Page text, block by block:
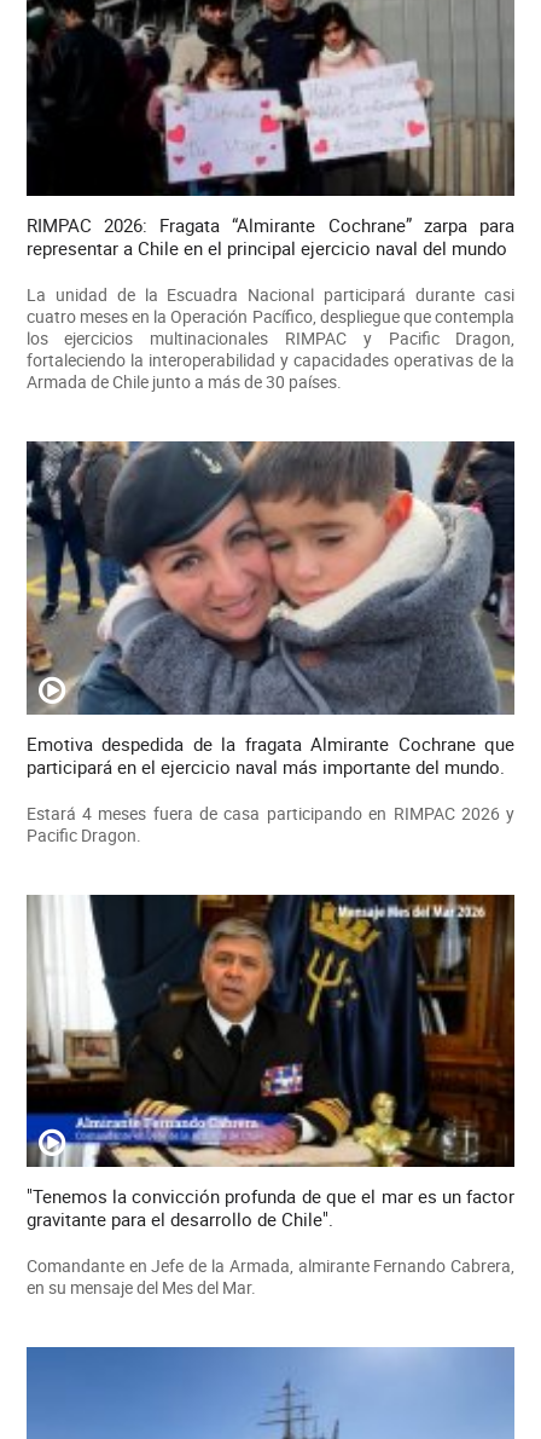
RIMPAC 2026: Fragata “Almirante Cochrane” zarpa para
representar a Chile en el principal ejercicio naval del mundo
La unidad de la Escuadra Nacional participará durante casi
cuatro meses en la Operación Pacífico, despliegue que contempla
los ejercicios multinacionales RIMPAC y Pacific Dragon,
fortaleciendo la interoperabilidad y capacidades operativas de la
Armada de Chile junto a más de 30 países.
Emotiva despedida de la fragata Almirante Cochrane que
participará en el ejercicio naval más importante del mundo.
Estará 4 meses fuera de casa participando en RIMPAC 2026 y
Pacific Dragon.
"Tenemos la convicción profunda de que el mar es un factor
gravitante para el desarrollo de Chile".
Comandante en Jefe de la Armada, almirante Fernando Cabrera,
en su mensaje del Mes del Mar.